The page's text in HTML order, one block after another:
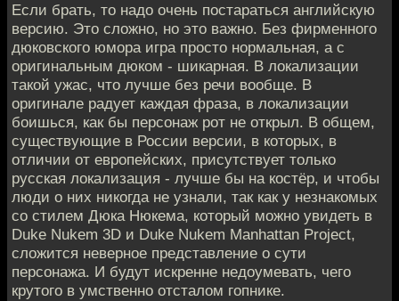
Если брать, то надо очень постараться английскую
версию. Это сложно, но это важно. Без фирменного
дюковского юмора игра просто нормальная, а с
оригинальным дюком - шикарная. В локализации
такой ужас, что лучше без речи вообще. В
оригинале радует каждая фраза, в локализации
боишься, как бы персонаж рот не открыл. В общем,
существующие в России версии, в которых, в
отличии от европейских, присутствует только
русская локализация - лучше бы на костёр, и чтобы
люди о них никогда не узнали, так как у незнакомых
со стилем Дюка Нюкема, который можно увидеть в
Duke Nukem 3D и Duke Nukem Manhattan Project,
сложится неверное представление о сути
персонажа. И будут искренне недоумевать, чего
крутого в умственно отсталом гопнике.